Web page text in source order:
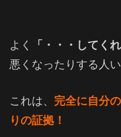
よく 「・・・してく
悪くなったりする人い
これは、 完全に自分
りの証拠！